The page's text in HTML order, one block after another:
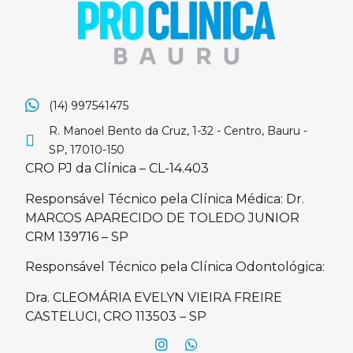
(14) 997541475
R. Manoel Bento da Cruz, 1-32 - Centro, Bauru -
SP, 17010-150
CRO PJ da Clínica – CL-14.403
Responsável Técnico pela Clínica Médica: Dr.
MARCOS APARECIDO DE TOLEDO JUNIOR
CRM 139716 – SP
Responsável Técnico pela Clínica Odontológica:
Dra. CLEOMÁRIA EVELYN VIEIRA FREIRE
CASTELUCI, CRO 113503 – SP